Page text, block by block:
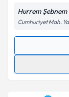
Hurrem
Cumhuriyet Mah.